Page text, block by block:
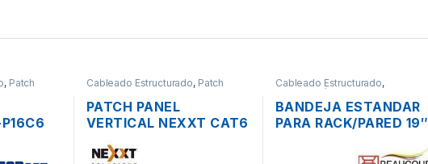
, Patch
Cableado Estructurado, Patch
PATCH PANEL
VERTICAL NEXXT CAT6
PARED
Cableado Estructurado,
Metalmecánicos
BANDEJA ESTANDAR
PARA RACK/PARED 19″